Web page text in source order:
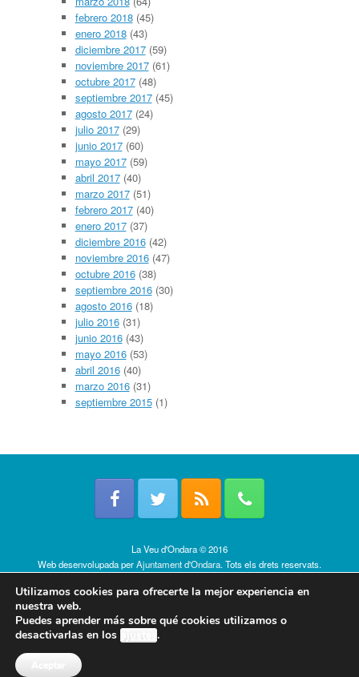
febrero 2018(45)
enero 2018(43)
diciembre 2017(59)
noviembre 2017(61)
octubre 2017(48)
septiembre 2017(45)
agosto 2017(24)
julio 2017(29)
junio 2017(60)
mayo 2017(59)
abril 2017(40)
marzo 2017(51)
febrero 2017(40)
enero 2017(37)
diciembre 2016(42)
noviembre 2016(47)
octubre 2016(38)
septiembre 2016(30)
agosto 2016(18)
julio 2016(31)
junio 2016(43)
mayo 2016(53)
abril 2016(40)
marzo 2016(31)
septiembre 2015(1)
La Veu d'Ondara © 2016
Web desenvolupada perAjuntament d'Ondara. Tots els drets reservats.
Utilizamos cookies para ofrecerte la mejor experiencia en
nuestra web.
Puedes aprender más sobre qué cookies utilizamos o
desactivarlas en los ajustes.